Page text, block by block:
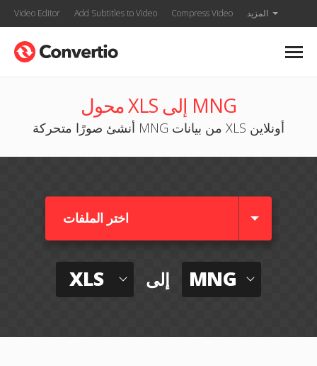
Video Editor Add Subtitles to Video Compress Video المزيد
محول XLS إلى MNG
أنشئ صورًا متحركة MNG من بيانات XLS أونلاين
اختر الملفات
XLS إلى MNG